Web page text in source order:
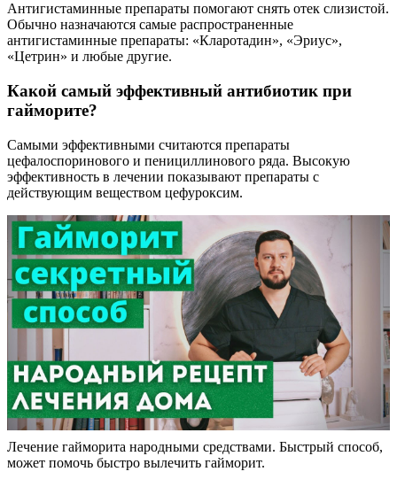
Антигистаминные препараты помогают снять отек слизистой.
Обычно назначаются самые распространенные
антигистаминные препараты: «Кларотадин», «Эриус»,
«Цетрин» и любые другие.
Какой самый эффективный антибиотик при
гайморите?
Самыми эффективными считаются препараты
цефалоспоринового и пенициллинового ряда. Высокую
эффективность в лечении показывают препараты с
действующим веществом цефуроксим.
Лечение гайморита народными средствами. Быстрый способ,
может помочь быстро вылечить гайморит.